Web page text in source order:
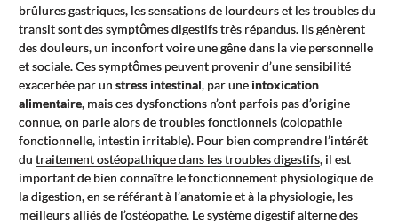
brûlures gastriques, les sensations de lourdeurs et les troubles du
transit sont des symptômes digestifs très répandus. Ils génèrent
des douleurs, un inconfort voire une gêne dans la vie personnelle
et sociale. Ces symptômes peuvent provenir d’une sensibilité
exacerbée par un stress intestinal, par uneintoxication
alimentaire, mais ces dysfonctions n’ont parfois pas d’origine
connue, on parle alors de troubles fonctionnels (colopathie
fonctionnelle, intestin irritable). Pour bien comprendre l’intérêt
du traitement ostéopathique dans les troubles digestifs, il est
important de bien connaître le fonctionnement physiologique de
la digestion, en se référant à l’anatomie et à la physiologie, les
meilleurs alliés de l’ostéopathe. Le système digestif alterne des